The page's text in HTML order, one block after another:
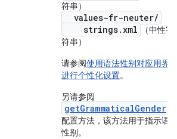
符串）
values-fr-neuter/
strings.xml
（中性字
符串）
请参阅使用语法性别对应用界
进行个性化设置。
另请参阅
getGrammaticalGender
配置方法，该方法用于指示语
性别。